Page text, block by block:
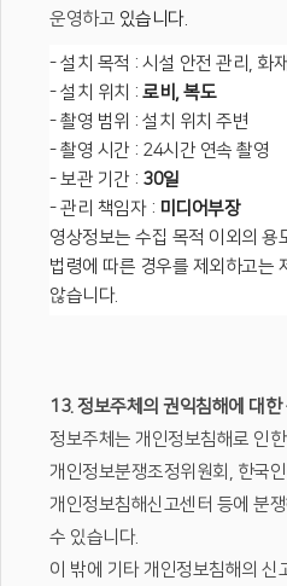
운영하고 있습니다.
- 설치 목적 : 시설 안전 관리, 화
- 설치 위치 : 로비, 복도
- 촬영 범위 : 설치 위치 주변
- 촬영 시간 : 24시간 연속 촬영
- 보관 기간 : 30일
- 관리 책임자 : 미디어부장
영상정보는 수집 목적 이외의 용
법령에 따른 경우를 제외하고는
않습니다.
13. 정보주체의 권익침해에 대한
정보주체는 개인정보침해로 인
개인정보분쟁조정위원회, 한국
개인정보침해신고센터 등에 분
수 있습니다.
이 밖에 기타 개인정보침해의 신